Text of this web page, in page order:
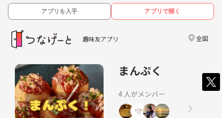
アプリを入手 アプリで開く
趣味友アプリ 全国
まんぷく
4 人がメンバー